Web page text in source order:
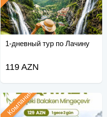
1-дневный тур по Лачину
119 AZN
Компания